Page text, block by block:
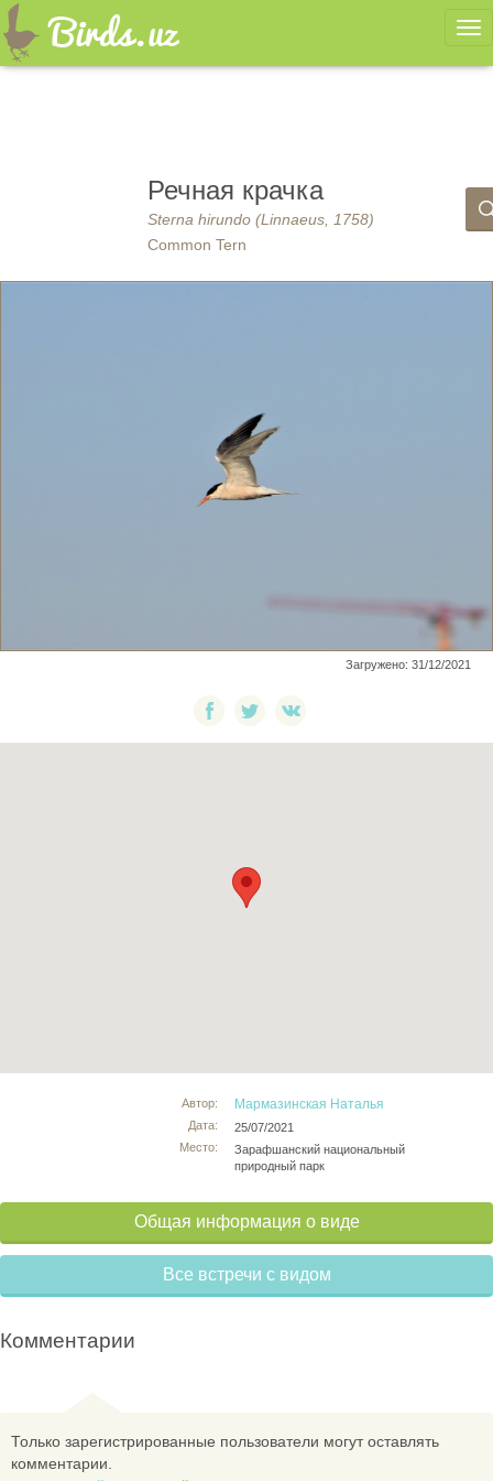
Речная крачка
Sterna hirundo (Linnaeus, 1758)
Common Tern
Загружено: 31/12/2021
Автор:
Дата:
Место:
Мармазинская Наталья
25/07/2021
Зарафшанский национальный
природный парк
Общая информация о виде
Все встречи с видом
Комментарии
Только зарегистрированные пользователи могут оставлять
комментарии.